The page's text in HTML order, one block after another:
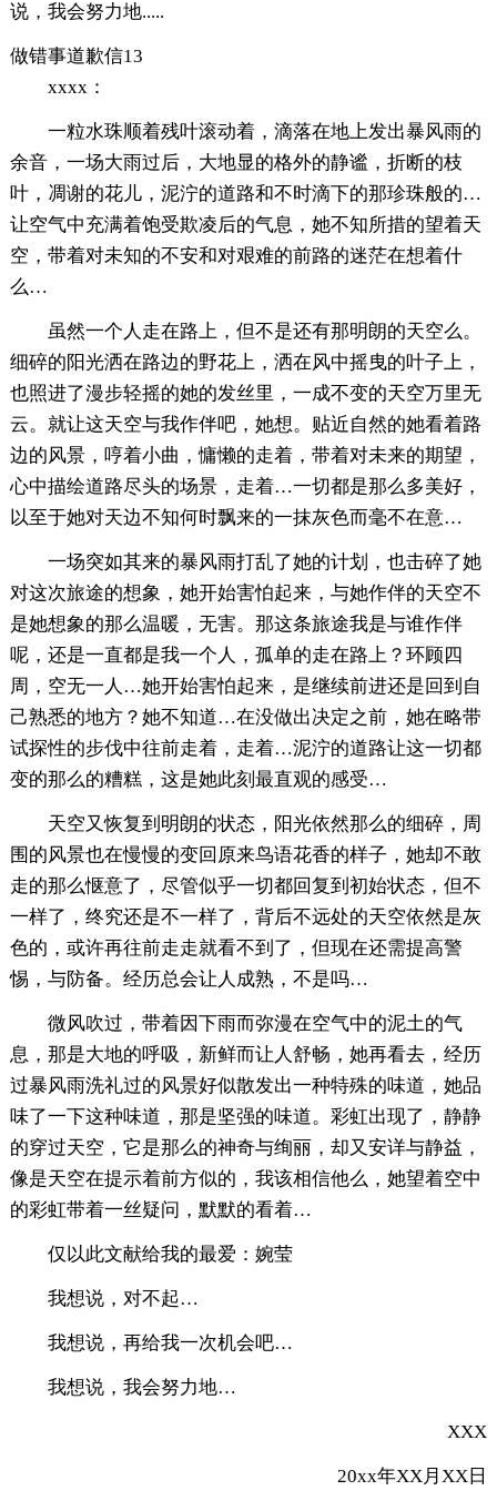
说，我会努力地.....
做错事道歉信13
xxxx：
一粒水珠顺着残叶滚动着，滴落在地上发出暴风雨的
余音，一场大雨过后，大地显的格外的静谧，折断的枝
叶，凋谢的花儿，泥泞的道路和不时滴下的那珍珠般的…
让空气中充满着饱受欺凌后的气息，她不知所措的望着天
空，带着对未知的不安和对艰难的前路的迷茫在想着什
么…
虽然一个人走在路上，但不是还有那明朗的天空么。
细碎的阳光洒在路边的野花上，洒在风中摇曳的叶子上，
也照进了漫步轻摇的她的发丝里，一成不变的天空万里无
云。就让这天空与我作伴吧，她想。贴近自然的她看着路
边的风景，哼着小曲，慵懒的走着，带着对未来的期望，
心中描绘道路尽头的场景，走着…一切都是那么多美好，
以至于她对天边不知何时飘来的一抹灰色而毫不在意…
一场突如其来的暴风雨打乱了她的计划，也击碎了她
对这次旅途的想象，她开始害怕起来，与她作伴的天空不
是她想象的那么温暖，无害。那这条旅途我是与谁作伴
呢，还是一直都是我一个人，孤单的走在路上？环顾四
周，空无一人…她开始害怕起来，是继续前进还是回到自
己熟悉的地方？她不知道…在没做出决定之前，她在略带
试探性的步伐中往前走着，走着…泥泞的道路让这一切都
变的那么的糟糕，这是她此刻最直观的感受…
天空又恢复到明朗的状态，阳光依然那么的细碎，周
围的风景也在慢慢的变回原来鸟语花香的样子，她却不敢
走的那么惬意了，尽管似乎一切都回复到初始状态，但不
一样了，终究还是不一样了，背后不远处的天空依然是灰
色的，或许再往前走走就看不到了，但现在还需提高警
惕，与防备。经历总会让人成熟，不是吗…
微风吹过，带着因下雨而弥漫在空气中的泥土的气
息，那是大地的呼吸，新鲜而让人舒畅，她再看去，经历
过暴风雨洗礼过的风景好似散发出一种特殊的味道，她品
味了一下这种味道，那是坚强的味道。彩虹出现了，静静
的穿过天空，它是那么的神奇与绚丽，却又安详与静益，
像是天空在提示着前方似的，我该相信他么，她望着空中
的彩虹带着一丝疑问，默默的看着…
仅以此文献给我的最爱：婉莹
我想说，对不起…
我想说，再给我一次机会吧…
我想说，我会努力地…
XXX
20xx年XX月XX日